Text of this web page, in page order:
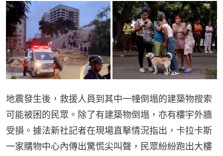
地震發生後，救援人員到其中一幢倒塌的建築物搜索
可能被困的民眾。除了有建築物倒塌，亦有樓宇外牆
受損。據法新社記者在現場直擊情況指出，卡拉卡斯
一家購物中心內傳出驚慌尖叫聲，民眾紛紛跑出大樓